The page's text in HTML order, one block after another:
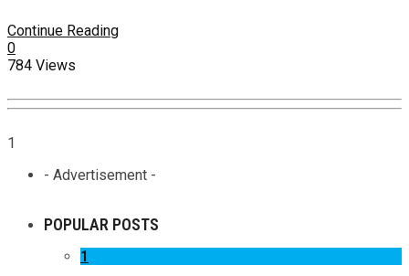
Continue Reading
0
784 Views
1
- Advertisement -
POPULAR POSTS
1